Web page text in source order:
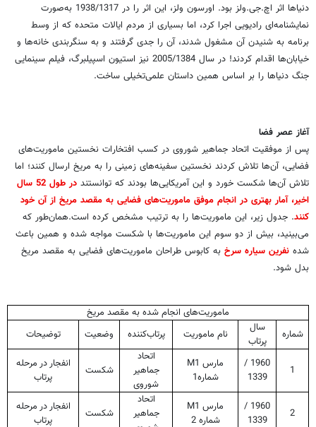
دنیاها اثر اچ.جی.ولز بود. اورسون ولز، این اثر را در 1938/1317 به‌صورت
نمایشنامه‌ای رادیویی اجرا کرد، اما بسیاری از مردم ایالات متحده که از وسط
برنامه به شنیدن آن مشغول شدند، آن را جدی گرفتند و به سنگربندی خانه‌ها و
خیابان‌ها اقدام کردند! در سال 2005/1384 نیز استیون اسپیلبرگ، فیلم سینمایی
جنگ دنیاها را بر اساس همین داستان علمی‌تخیلی ساخت.
آغاز عصر فضا
پس از موفقیت اتحاد جماهیر شوروی در کسب افتخارات نخستین ماموریت‌های
فضایی، آن‌ها تلاش کردند نخستین سفینه‌های زمینی را به مریخ ارسال کنند؛ اما
تلاش آن‌ها شکست خورد و این آمریکایی‌ها بودند که توانستند
در طول 52 سال
اخیر، آمار بهتری در انجام موفق ماموریت‌های فضایی به مقصد مریخ از آن خود
کنند. جدول زیر، این ماموریت‌ها را به ترتیب مشخص کرده است.همان‌طور که
می‌بینید، بیش از دو سوم این ماموریت‌ها با شکست مواجه شده و همین باعث
شده نفرین سیاره سرخ به کابوس طراحان ماموریت‌های فضایی به مقصد مریخ
بدل شود.
ماموریت‌های انجام شده به مقصد مریخ
شماره
سال
پرتاب
نام ماموریت پرتاب‌کننده وضعیت توضیحات
1
1960 /
1339
مارس M1
شماره1
اتحاد
جماهیر
شوروی
شکست
انفجار در مرحله
پرتاب
2
1960 /
1339
مارس M1
شماره 2
اتحاد
جماهیر
شکست
انفجار در مرحله
پرتاب